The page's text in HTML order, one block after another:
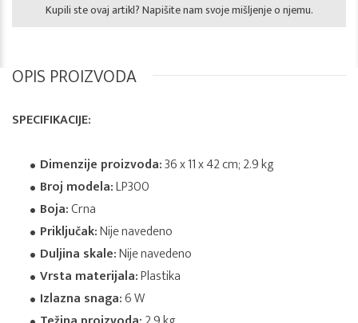
Kupili ste ovaj artikl? Napišite nam svoje mišljenje o njemu.
OPIS PROIZVODA
SPECIFIKACIJE:
Dimenzije proizvoda:36 x 11 x 42 cm; 2.9 kg
Broj modela:LP300
Boja:Crna
Priključak:Nije navedeno
Duljina skale:Nije navedeno
Vrsta materijala:Plastika
Izlazna snaga:6 W